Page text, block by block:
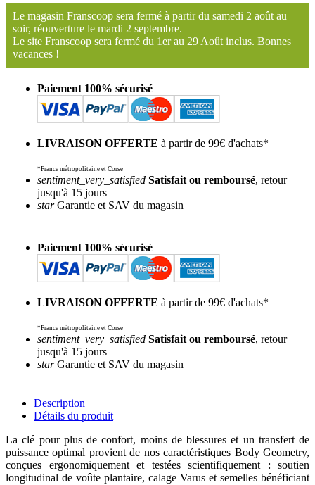
Le magasin Franscoop sera fermé à partir du samedi 2 août au
soir, réouverture le mardi 2 septembre.
Le site Franscoop sera fermé du 1er au 29 Août inclus. Bonnes
vacances !
Paiement 100% sécurisé
LIVRAISON OFFERTE à partir de 99€ d'achats*
*France métropolitaine et Corse
sentiment_very_satisfied Satisfait ou remboursé, retour
jusqu'à 15 jours
starGarantie et SAV du magasin
Paiement 100% sécurisé
LIVRAISON OFFERTE à partir de 99€ d'achats*
*France métropolitaine et Corse
sentiment_very_satisfied Satisfait ou remboursé, retour
jusqu'à 15 jours
starGarantie et SAV du magasin
Description
Détails du produit
La clé pour plus de confort, moins de blessures et un transfert de
puissance optimal provient de nos caractéristiques Body Geometry,
conçues ergonomiquement et testées scientifiquement : soutien
longitudinal de voûte plantaire, calage Varus et semelles bénéficiant